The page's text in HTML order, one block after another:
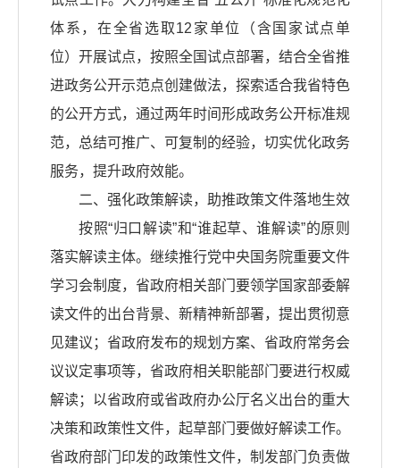
体系，在全省选取12家单位（含国家试点单
位）开展试点，按照全国试点部署，结合全省推
进政务公开示范点创建做法，探索适合我省特色
的公开方式，通过两年时间形成政务公开标准规
范，总结可推广、可复制的经验，切实优化政务
服务，提升政府效能。
二、强化政策解读，助推政策文件落地生效
按照“归口解读”和“谁起草、谁解读”的原则
落实解读主体。继续推行党中央国务院重要文件
学习会制度，省政府相关部门要领学国家部委解
读文件的出台背景、新精神新部署，提出贯彻意
见建议；省政府发布的规划方案、省政府常务会
议议定事项等，省政府相关职能部门要进行权威
解读；以省政府或省政府办公厅名义出台的重大
决策和政策性文件，起草部门要做好解读工作。
省政府部门印发的政策性文件，制发部门负责做